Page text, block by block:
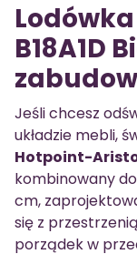
B18A1D
Jeśli chcesz
układzie mebli,
Hotpoint-
kombinowany
cm,
się z
porządek w